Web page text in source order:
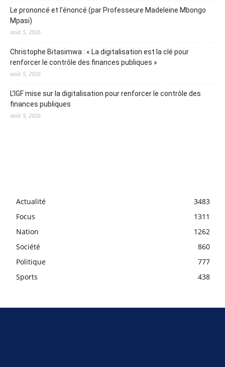
Le prononcé et l’énoncé (par Professeure Madeleine Mbongo
Mpasi)
août 5, 2026
Christophe Bitasimwa : « La digitalisation est la clé pour
renforcer le contrôle des finances publiques »
août 5, 2026
L’IGF mise sur la digitalisation pour renforcer le contrôle des
finances publiques
août 5, 2026
Actualité
3483
Focus
1311
Nation
1262
Société
860
Politique
777
Sports
438